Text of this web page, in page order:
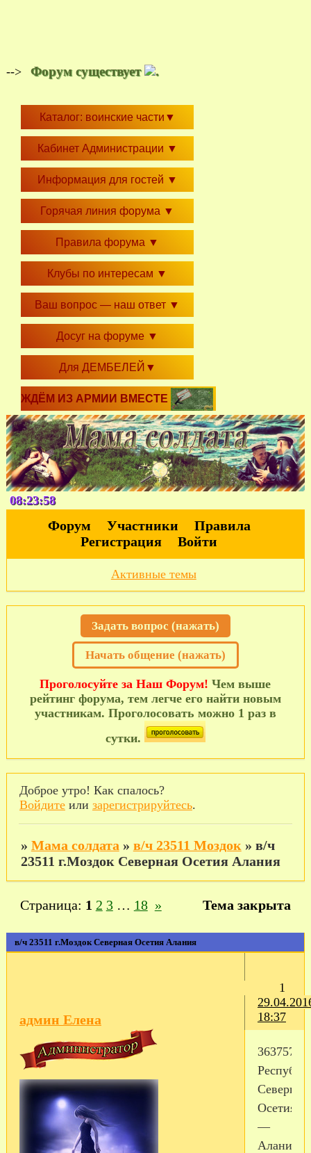
--> Форум существует .
Каталог: воинские части ▼
Кабинет Администрации ▼
Информация для гостей ▼
Горячая линия форума ▼
Правила форума ▼
Клубы по интересам ▼
Ваш вопрос — наш ответ ▼
Досуг на форуме ▼
Для ДЕМБЕЛЕЙ ▼
ЖДЁМ ИЗ АРМИИ ВМЕСТЕ
08:24:00
Форум Участники
Правила
Регистрация
Войти
Активные темы
Задать вопрос (нажать)
Начать общение (нажать)
Проголосуйте за Наш Форум! Чем выше
рейтинг форума, тем легче его найти новым
участникам. Проголосовать можно 1 раз в
сутки.
Доброе утро! Как спалось?
Войдитеили зарегистрируйтесь.
» Мама солдата » в/ч 23511 Моздок » в/ч
23511 г.Моздок Северная Осетия Алания
в/ч 23511 г.Моздок Северная Осетия Алания
Страница: 1 2 3 … 18 » Тема закрыта
1
18:37
админ Елена
363757,
Северная
Осетия
—
Алания,